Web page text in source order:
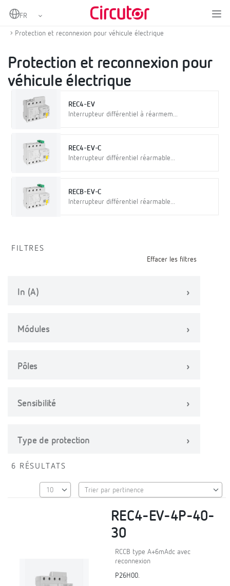
Home
Protection et contrôle
Protection et reconnexion pour véhicule électrique
Protection et reconnexion pour
véhicule électrique
REC4-EV
Interrupteur différentiel à réarmem...
REC4-EV-C
Interrupteur différentiel réarmable...
RECB-EV-C
Interrupteur différentiel réarmable...
FILTRES
Effacer les filtres
In (A)
Módules
Pôles
Sensibilité
Type de protection
6 RÉSULTATS
REC4-EV-4P-40-
30
RCCB type A+6mAdc avec
reconnexion
P26H00.